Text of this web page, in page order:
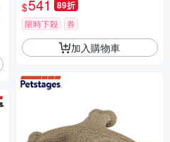
$541 89折
限時下殺 券
加入購物車